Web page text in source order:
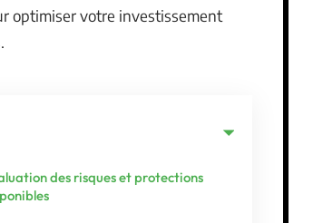
optimiser votre investissement
des risques et protections